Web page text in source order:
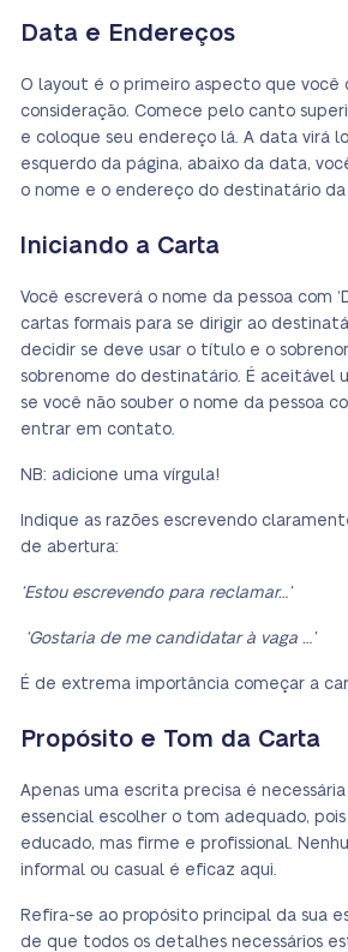
Data e Endereços
O layout é o primeiro aspecto que você
consideração. Comece pelo canto
e coloque seu endereço lá. A data virá
esquerdo da página, abaixo da data,
o nome e o endereço do destinatário da
Iniciando a Carta
Você escreverá o nome da pessoa com
cartas formais para se dirigir ao
decidir se deve usar o título e o
sobrenome do destinatário. É aceitável
se você não souber o nome da pessoa
entrar em contato.
NB: adicione uma vírgula!
Indique as razões escrevendo
de abertura:
‘Estou escrevendo para reclamar…’
‘Gostaria de me candidatar à vaga …’
É de extrema importância começar a
Propósito e Tom da Carta
Apenas uma escrita precisa é
essencial escolher o tom adequado,
educado, mas firme e profissional.
informal ou casual é eficaz aqui.
Refira-se ao propósito principal da sua
de que todos os detalhes necessários